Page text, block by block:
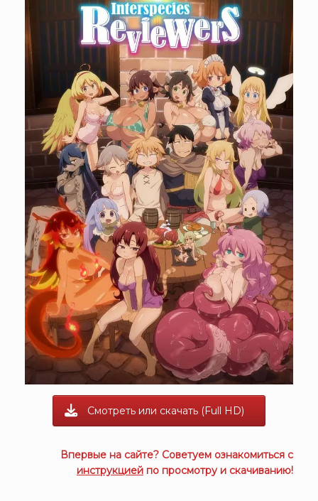
Смотреть или скачать (Full HD)
Впервые на сайте? Советуем ознакомиться с
инструкцией по просмотру и скачиванию!